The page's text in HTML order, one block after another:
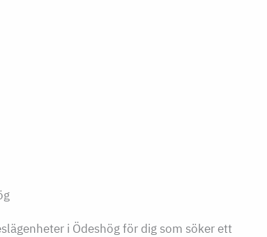
i Ödeshög för dig som söker ett